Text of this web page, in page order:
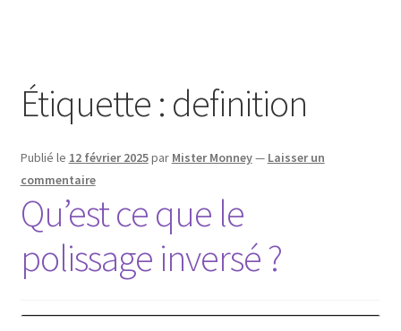
Étiquette : definition
Publié le 12 février 2025par Mister Monney— Laisser un
commentaire
Qu’est ce que le
polissage inversé ?